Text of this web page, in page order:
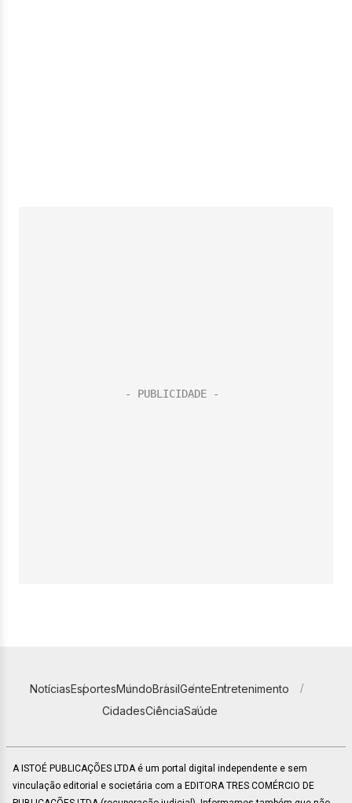
NotíciasEsportesMundoBrasilGenteEntretenimento
CidadesCiênciaSaúde
A ISTOÉ PUBLICAÇÕES LTDA é um portal digital independente e sem
vinculação editorial e societária com a EDITORA TRES COMÉRCIO DE